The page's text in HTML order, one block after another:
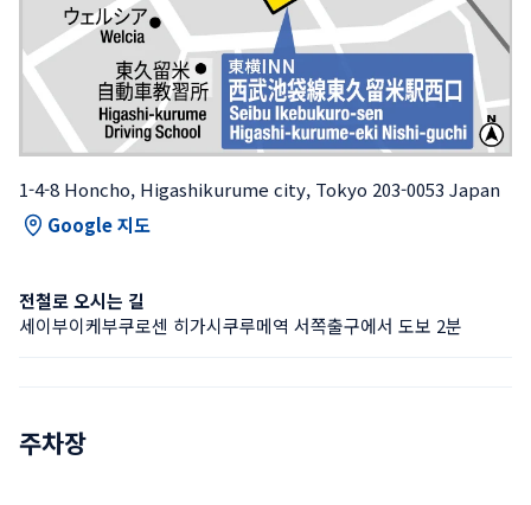
1-4-8 Honcho, Higashikurume city, Tokyo 203-0053 Japan
Google 지도
전철로 오시는 길
세이부이케부쿠로센 히가시쿠루메역 서쪽출구에서 도보 2분
주차장